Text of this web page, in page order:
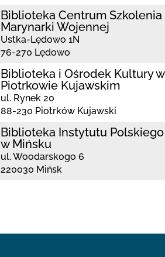
Biblioteka Centrum Szkolenia
Marynarki Wojennej
Ustka-Lędowo 1N
76-270 Lędowo
Biblioteka i Ośrodek Kultury w
Piotrkowie Kujawskim
ul. Rynek 20
88-230 Piotrków Kujawski
Biblioteka Instytutu Polskiego
w Mińsku
ul. Woodarskogo 6
220030 Mińsk